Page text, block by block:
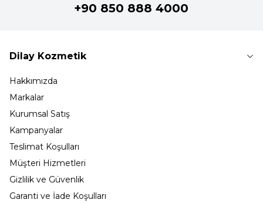
+90 850 888 4000
Dilay Kozmetik
Hakkımızda
Markalar
Kurumsal Satış
Kampanyalar
Teslimat Koşulları
Müşteri Hizmetleri
Gizlilik ve Güvenlik
Garanti ve İade Koşulları